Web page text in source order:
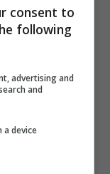
e
raffiche
le
consent to
following
advertising and
and
device